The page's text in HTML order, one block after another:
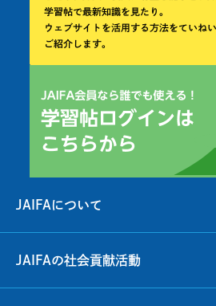
JAIFAについて
JAIFAの社会貢献活動